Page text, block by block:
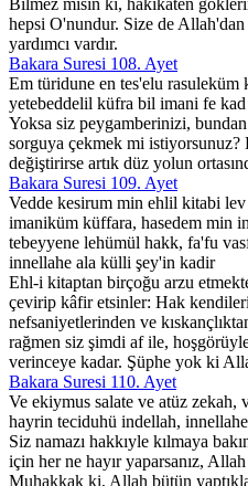
Bilmez misin ki, hakikaten
hepsi O'nundur. Size de
yardımcı vardır.
Bakara Suresi 108. Ayet
Em türidune en tes'elu
yetebeddelil küfra bil imani fe kad
Yoksa siz peygamberinizi,
sorguya çekmek mi
değiştirirse artık düz yolun
Bakara Suresi 109. Ayet
Vedde kesirum min ehlil kitabi
imaniküm küffara, hasedem min
tebeyyene lehümül hakk, fa'fu
innellahe ala külli şey'in kadir
Ehl-i kitaptan birçoğu arzu
çevirip kâfir etsinler: Hak
nefsaniyetlerinden ve
rağmen siz şimdi af ile,
verinceye kadar. Şüphe yok ki
Bakara Suresi 110. Ayet
Ve ekiymus salate ve atüz
hayrin teciduhü indellah,
Siz namazı hakkıyle kılmaya
için her ne hayır yaparsanız,
Muhakkak ki, Allah bütün